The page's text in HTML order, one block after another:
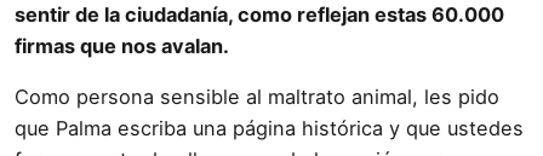
sentir de la ciudadanía, como reflejan estas 60.000
firmas que nos avalan.
Como persona sensible al maltrato animal, les pido
que Palma escriba una página histórica y que ustedes